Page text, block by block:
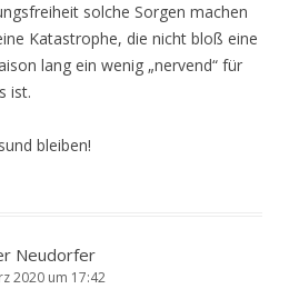
solche Sorgen machen
Katastrophe, die nicht bloß eine
lang ein wenig „nervend“ für
ist.
bleiben!
Neudorfer
2020 um 17:42